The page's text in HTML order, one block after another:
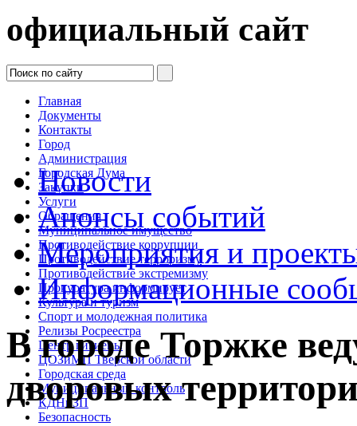
официальный сайт
Главная
Документы
Контакты
Город
Администрация
Городская Дума
Закупки
Услуги
Обращения
Муниципальное имущество
Противодействие коррупции
Противодействие терроризму
Противодействие экстремизму
Прокуратура информирует
Культура и туризм
Спорт и молодежная политика
Релизы Росреестра
Центр гигиены
ЦОЗиМП Тверской области
Городская среда
Муниципальный контроль
КДНиЗП
Безопасность
Новости
Анонсы событий
Мероприятия и
Информационные
В городе Торжке
дворовых